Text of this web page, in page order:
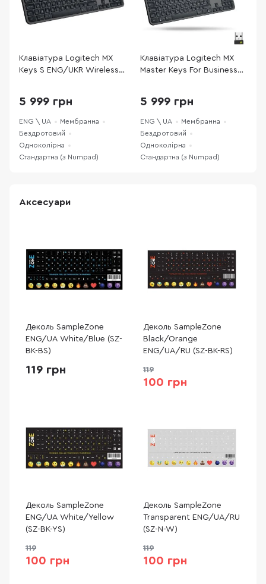
Клавіатура Logitech MX
Keys S ENG/UKR Wireless
5 999 грн
ENG \ UA
Мембранна
Бездротовий
Одноколірна
Стандартна (з Numpad)
Клавіатура Logitech MX
Master Keys For Business
5 999 грн
ENG \ UA
Мембранна
Бездротовий
Одноколірна
Стандартна (з Numpad)
Аксесуари
Деколь SampleZone
ENG/UA White/Blue (SZ-
BK-BS)
119 грн
Деколь SampleZone
Black/Orange
ENG/UA/RU (SZ-BK-RS)
119
100 грн
Деколь SampleZone
ENG/UA White/Yellow
(SZ-BK-YS)
119
100 грн
Деколь SampleZone
Transparent ENG/UA/RU
(SZ-N-W)
119
100 грн